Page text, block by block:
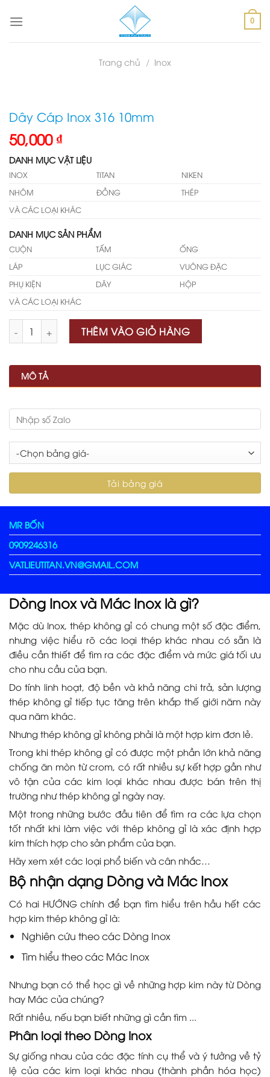
0
Trang chủ / Inox
Dây Cáp Inox 316 10mm
50,000 ₫
DANH MỤC VẬT LIỆU
INOX TITAN
NIKEN
NHÔM
ĐỒNG
THÉP
VÀ CÁC LOẠI KHÁC
DANH MỤC SẢN PHẨM
CUỘN TẤM
ỐNG
LÁP
LỤC GIÁC
VUÔNG ĐẶC
PHỤ KIỆN
DÂY
HỘP
VÀ CÁC LOẠI KHÁC
Số lượng THÊM VÀO GIỎ HÀNG
MÔ TẢ
MR BỐN
0909246316
VATLIEUTITAN.VN@GMAIL.COM
Dòng Inox và Mác Inox là gì?
Mặc dù Inox, thép không gỉ có chung một số đặc điểm,
nhưng việc hiểu rõ các loại thép khác nhau có sẵn là
điều cần thiết để tìm ra các đặc điểm và mức giá tối ưu
cho nhu cầu của bạn.
Do tính linh hoạt, độ bền và khả năng chi trả, sản lượng
thép không gỉ tiếp tục tăng trên khắp thế giới năm này
qua năm khác.
Nhưng thép không gỉ không phải là một hợp kim đơn lẻ.
Trong khi thép không gỉ có được một phần lớn khả năng
chống ăn mòn từ crom, có rất nhiều sự kết hợp gần như
vô tận của các kim loại khác nhau được bán trên thị
trường như thép không gỉ ngày nay.
Một trong những bước đầu tiên để tìm ra các lựa chọn
tốt nhất khi làm việc với thép không gỉ là xác định hợp
kim thích hợp cho sản phẩm của bạn.
Hãy xem xét các loại phổ biến và cân nhắc…
Bộ nhận dạng Dòng và Mác Inox
Có hai HƯỚNG chính để bạn tìm hiểu trên hầu hết các
hợp kim thép không gỉ là:
Nghiên cứu theo các Dòng Inox
Tìm hiểu theo các Mác Inox
Nhưng bạn có thể học gì về những hợp kim này từ Dòng
hay Mác của chúng?
Rất nhiều, nếu bạn biết những gì cần tìm ...
Phân loại theo Dòng Inox
Sự giống nhau của các đặc tính cụ thể và ý tưởng về tỷ
lệ của các kim loại khác nhau (thành phần hóa học)